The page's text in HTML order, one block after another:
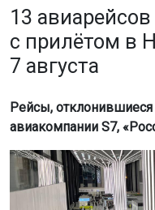
13
с прилётом в
7 августа
Рейсы,
авиакомпании S7,